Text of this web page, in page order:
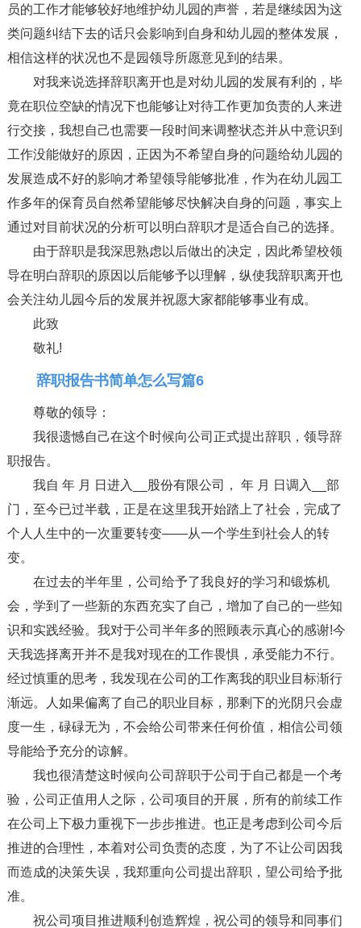
员的工作才能够较好地维护幼儿园的声誉，若是继续因为这
类问题纠结下去的话只会影响到自身和幼儿园的整体发展，
相信这样的状况也不是园领导所愿意见到的结果。
对我来说选择辞职离开也是对幼儿园的发展有利的，毕
竟在职位空缺的情况下也能够让对待工作更加负责的人来进
行交接，我想自己也需要一段时间来调整状态并从中意识到
工作没能做好的原因，正因为不希望自身的问题给幼儿园的
发展造成不好的影响才希望领导能够批准，作为在幼儿园工
作多年的保育员自然希望能够尽快解决自身的问题，事实上
通过对目前状况的分析可以明白辞职才是适合自己的选择。
由于辞职是我深思熟虑以后做出的决定，因此希望校领
导在明白辞职的原因以后能够予以理解，纵使我辞职离开也
会关注幼儿园今后的发展并祝愿大家都能够事业有成。
此致
敬礼!
辞职报告书简单怎么写篇6
尊敬的领导：
我很遗憾自己在这个时候向公司正式提出辞职，领导辞
职报告。
我自 年 月 日进入__股份有限公司， 年 月 日调入__部
门，至今已过半载，正是在这里我开始踏上了社会，完成了
个人人生中的一次重要转变——从一个学生到社会人的转
变。
在过去的半年里，公司给予了我良好的学习和锻炼机
会，学到了一些新的东西充实了自己，增加了自己的一些知
识和实践经验。我对于公司半年多的照顾表示真心的感谢!今
天我选择离开并不是我对现在的工作畏惧，承受能力不行。
经过慎重的思考，我发现在公司的工作离我的职业目标渐行
渐远。人如果偏离了自己的职业目标，那剩下的光阴只会虚
度一生，碌碌无为，不会给公司带来任何价值，相信公司领
导能给予充分的谅解。
我也很清楚这时候向公司辞职于公司于自己都是一个考
验，公司正值用人之际，公司项目的开展，所有的前续工作
在公司上下极力重视下一步步推进。也正是考虑到公司今后
推进的合理性，本着对公司负责的态度，为了不让公司因我
而造成的决策失误，我郑重向公司提出辞职，望公司给予批
准。
祝公司项目推进顺利创造辉煌，祝公司的领导和同事们